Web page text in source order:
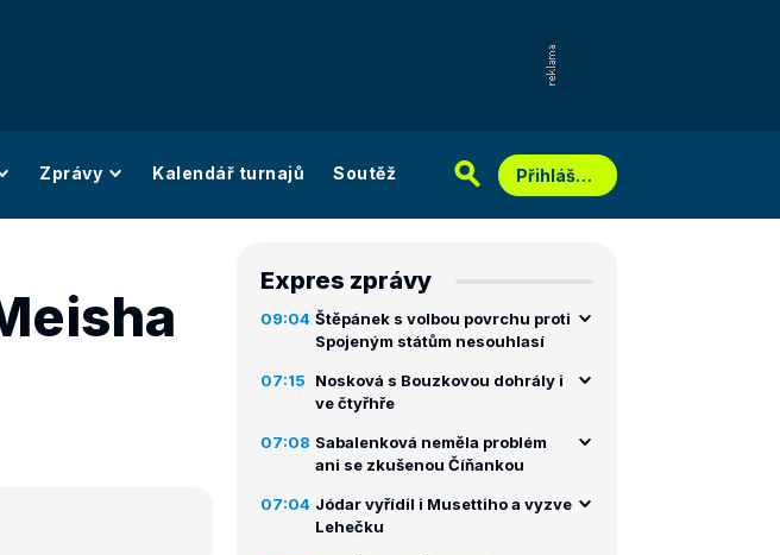
Zprávy Kalendář turnajů Soutěž Přihlášení
Expres zprávy
09:04 Štěpánek s volbou povrchu proti
Spojeným státům nesouhlasí
07:15
Nosková s Bouzkovou dohrály i
ve čtyřhře
07:08 Sabalenková neměla problém
ani se zkušenou Číňankou
07:04 Jódar vyřídil i Musettiho a vyzve
Lehečku